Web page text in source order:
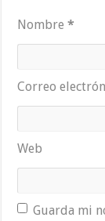
Nombre*
Correo
Web
Guarda mi